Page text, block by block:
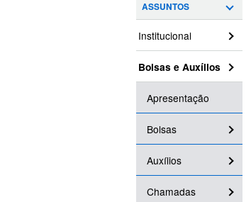
ASSUNTOS
Institucional
Bolsas e Auxílios
Apresentação
Bolsas
Auxílios
Chamadas